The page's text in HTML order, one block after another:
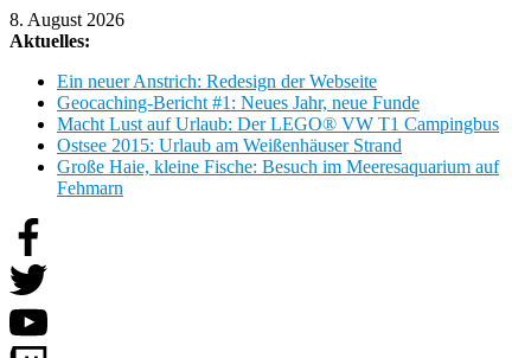
Zum
Inhalt
8. August 2026
Aktuelles:
Ein neuer Anstrich: Redesign der Webseite
Geocaching-Bericht #1: Neues Jahr, neue Funde
Macht Lust auf Urlaub: Der LEGO® VW T1 Campingbus
Ostsee 2015: Urlaub am Weißenhäuser Strand
Große Haie, kleine Fische: Besuch im Meeresaquarium auf
Fehmarn